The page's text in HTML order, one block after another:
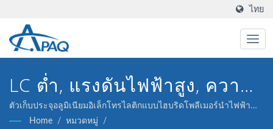
ไทย
LC ต่ำ, แรงดันไฟฟ้าสูง, ความ
น่าเชื่อถือสูง
ตัวเก็บประจุอลูมิเนียมอิเล็กโทรไลติกแบบไฮบริดโพลีเมอร์นำไฟฟ้า
25V 150μF ESR 22 (ประเภทขาเรเดียล) ของเราถูกออกแบบมาเพื่อ
Home / หมวดหมู่
/